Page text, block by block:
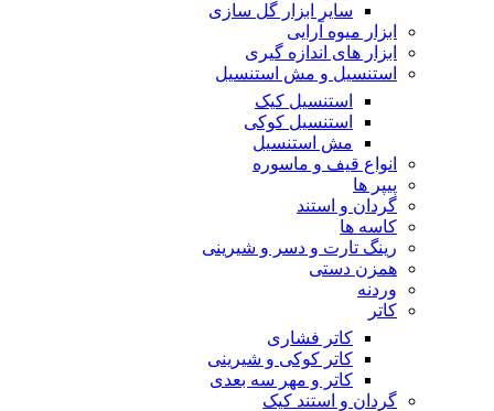
سایر ابزار گل سازی
ابزار میوه آرایی
ابزار های اندازه گیری
استنسیل و مش استنسیل
استنسیل کیک
استنسیل کوکی
مش استنسیل
انواع قیف و ماسوره
پیپر ها
گردان و استند
کاسه ها
رینگ تارت و دسر و شیرینی
همزن دستی
وردنه
کاتر
کاتر فشاری
کاتر کوکی و شیرینی
کاتر و مهر سه بعدی
گردان و استند کیک